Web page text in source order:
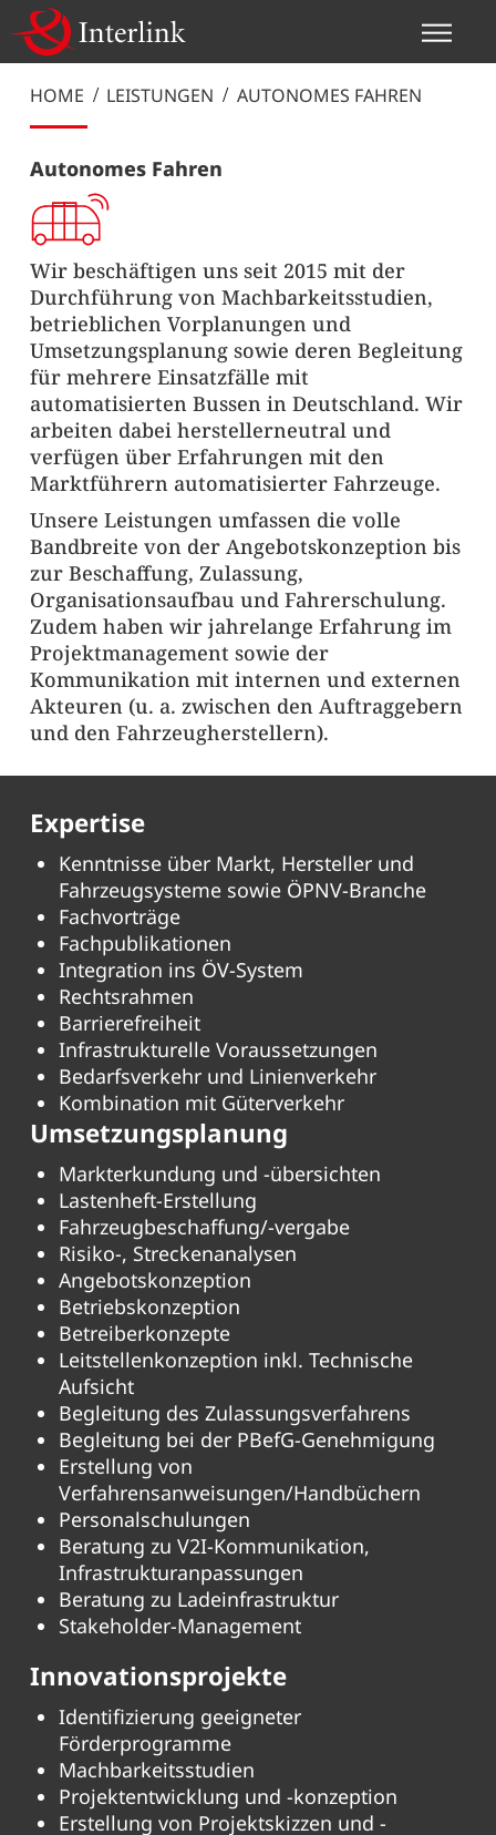
Autonomes
Fahren
HOME LEISTUNGEN AUTONOMES FAHREN
Autonomes Fahren
Wir beschäftigen uns seit 2015 mit der
Durchführung von Machbarkeitsstudien,
betrieblichen Vorplanungen und
Umsetzungsplanung sowie deren Begleitung
für mehrere Einsatzfälle mit
automatisierten Bussen in Deutschland. Wir
arbeiten dabei herstellerneutral und
verfügen über Erfahrungen mit den
Marktführern automatisierter Fahrzeuge.
Unsere Leistungen umfassen die volle
Bandbreite von der Angebotskonzeption bis
zur Beschaffung, Zulassung,
Organisationsaufbau und Fahrerschulung.
Zudem haben wir jahrelange Erfahrung im
Projektmanagement sowie der
Kommunikation mit internen und externen
Akteuren (u. a. zwischen den Auftraggebern
und den Fahrzeugherstellern).
Expertise
Kenntnisse über Markt, Hersteller und
Fahrzeugsysteme sowie ÖPNV-Branche
Fachvorträge
Fachpublikationen
Integration ins ÖV-System
Rechtsrahmen
Barrierefreiheit
Infrastrukturelle Voraussetzungen
Bedarfsverkehr und Linienverkehr
Kombination mit Güterverkehr
Umsetzungsplanung
Markterkundung und -übersichten
Lastenheft-Erstellung
Fahrzeugbeschaffung/-vergabe
Risiko-, Streckenanalysen
Angebotskonzeption
Betriebskonzeption
Betreiberkonzepte
Leitstellenkonzeption inkl. Technische
Aufsicht
Begleitung des Zulassungsverfahrens
Begleitung bei der PBefG-Genehmigung
Erstellung von
Verfahrensanweisungen/Handbüchern
Personalschulungen
Beratung zu V2I-Kommunikation,
Infrastrukturanpassungen
Beratung zu Ladeinfrastruktur
Stakeholder-Management
Innovationsprojekte
Identifizierung geeigneter
Förderprogramme
Machbarkeitsstudien
Projektentwicklung und -konzeption
Erstellung von Projektskizzen und -